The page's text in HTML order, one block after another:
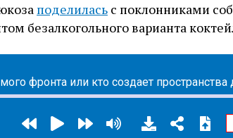
поделилась с поклонниками
безалкогольного варианта